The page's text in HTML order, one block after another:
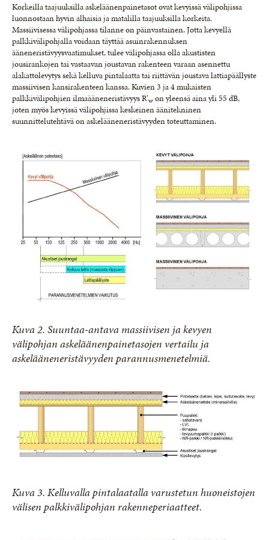
Korkeilla taajuuksilla askeläänenpainetasot ovat kevyissä välipohjissa
luonnostaan hyvin alhaisia ja matalilla taajuuksilla korkeita.
Massiivisessa välipohjassa tilanne on päinvastainen. Jotta kevyellä
palkkivälipohjalla voidaan täyttää asuinrakennuksen
ääneneristävyysvaatimukset, tulee välipohjassa olla akustisten
jousirankojen tai vastaavan joustavan rakenteen varaan asennettu
alakattolevytys sekä kelluva pintalaatta tai riittävän joustava lattiapäällyste
massiivisen kansirakenteen kanssa. Kuvien 3 ja 4 mukaisten
palkkivälipohjien ilmaääneneristävyys R’w on yleensä aina yli 55 dB,
joten myös kevyissä välipohjissa keskeinen äänitekninen
suunnittelutehtävä on askelääneneristävyyden toteuttaminen.
Kuva 2. Suuntaa-antava massiivisen ja kevyen
välipohjan askeläänenpainetasojen vertailu ja
askelääneneristävyyden parannusmenetelmiä.
Kuva 3. Kelluvalla pintalaatalla varustetun huoneistojen
välisen palkkivälipohjan rakenneperiaatteet.